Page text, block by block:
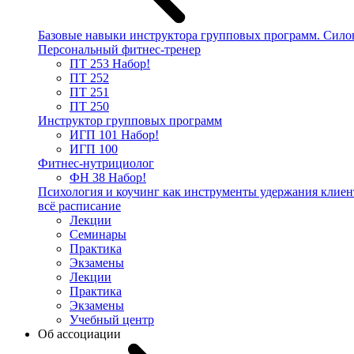
Базовые навыки инструктора групповых программ.
Персональный фитнес-тренер
ПТ 253 Набор!
ПТ 252
ПТ 251
ПТ 250
Инструктор групповых программ
ИГП 101 Набор!
ИГП 100
Фитнес-нутрициолог
ФН 38 Набор!
Психология и коучинг как инструменты удержания
всё расписание
Лекции
Семинары
Практика
Экзамены
Лекции
Практика
Экзамены
Учебный центр
Об ассоциации